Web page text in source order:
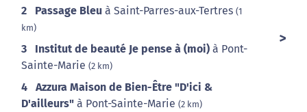
2 Passage Bleu à Saint-Parres-aux-Tertres (1
km)
3 Institut de beauté Je pense à (moi) à Pont-
Sainte-Marie (2 km)
4
Azzura Maison de Bien-Être "D'ici &
D'ailleurs" à Pont-Sainte-Marie (2 km)